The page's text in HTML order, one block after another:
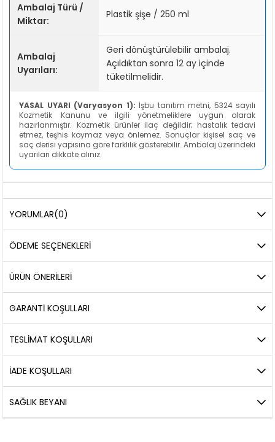
Ambalaj Türü /
Miktar:
Plastik şişe / 250 ml
Ambalaj
Uyarıları:
Geri dönüştürülebilir ambalaj.
Açıldıktan sonra 12 ay içinde
tüketilmelidir.
YASAL UYARI (Varyasyon 1): İşbu tanıtım metni, 5324 sayılı
Kozmetik Kanunu ve ilgili yönetmeliklere uygun olarak
hazırlanmıştır. Kozmetik ürünler ilaç değildir; hastalık tedavi
etmez, teşhis koymaz veya önlemez. Sonuçlar kişisel saç ve
saç derisi yapısına göre farklılık gösterebilir. Ambalaj üzerindeki
uyarıları dikkate alınız.
YORUMLAR(0)
ÖDEME SEÇENEKLERI
ÜRÜN ÖNERILERI
GARANTİ KOŞULLARI
TESLİMAT KOŞULLARI
İADE KOŞULLARI
SAĞLIK BEYANI